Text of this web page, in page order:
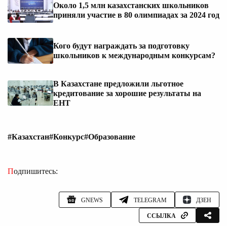
Около 1,5 млн казахстанских школьников
приняли участие в 80 олимпиадах за 2024 год
Кого будут награждать за подготовку
школьников к международным конкурсам?
В Казахстане предложили льготное
кредитование за хорошие результаты на
ЕНТ
#Казахстан#Конкурс#Образование
Подпишитесь:
GNEWS TELEGRAM ДЗЕН
ССЫЛКА